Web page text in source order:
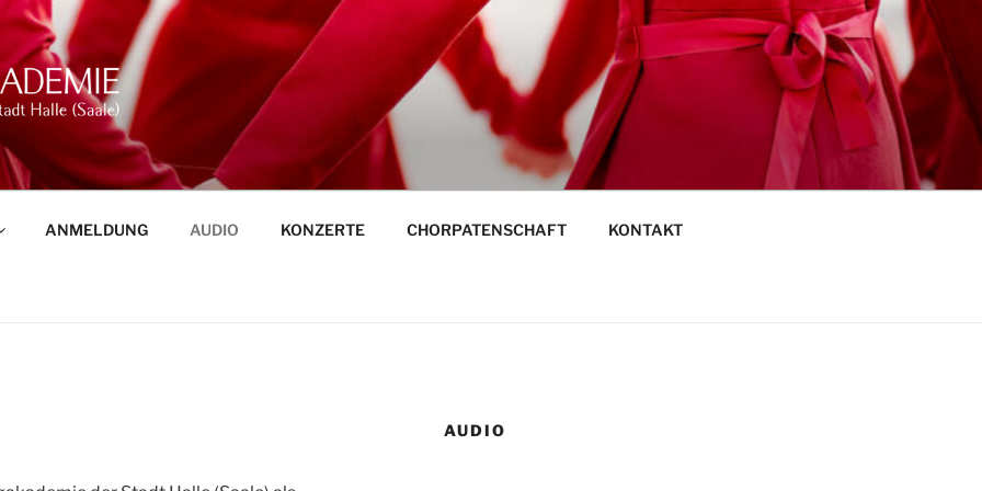
DER STADT HALLE
ANMELDUNG AUDIO KONZERTE CHORPATENSCHAFT KONTAKT
AUDIO